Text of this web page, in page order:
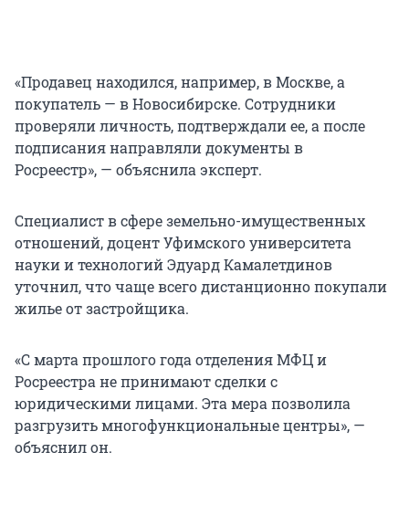
«Продавец находился, например, в Москве, а
покупатель — в Новосибирске. Сотрудники
проверяли личность, подтверждали ее, а после
подписания направляли документы в
Росреестр», — объяснила эксперт.
Специалист в сфере земельно-имущественных
отношений, доцент Уфимского университета
науки и технологий Эдуард Камалетдинов
уточнил, что чаще всего дистанционно покупали
жилье от застройщика.
«С марта прошлого года отделения МФЦ и
Росреестра не принимают сделки с
юридическими лицами. Эта мера позволила
разгрузить многофункциональные центры», —
объяснил он.